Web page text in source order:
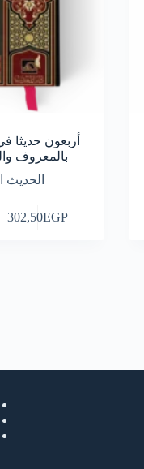
أربعون حديثا
بالمعروف
302,50EGP